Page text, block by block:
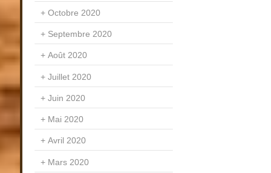
Octobre 2020
Septembre 2020
Août 2020
Juillet 2020
Juin 2020
Mai 2020
Avril 2020
Mars 2020